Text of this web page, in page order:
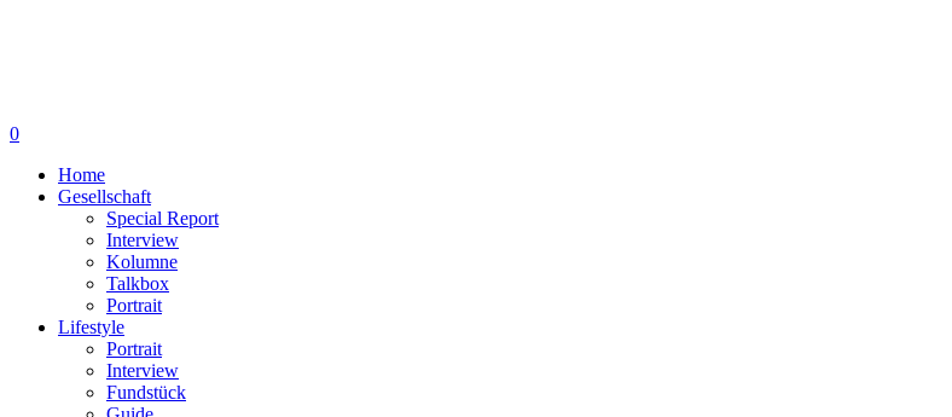
0
Home
Gesellschaft
Special Report
Interview
Kolumne
Talkbox
Portrait
Lifestyle
Portrait
Interview
Fundstück